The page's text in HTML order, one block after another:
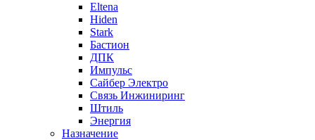
Eltena
Hiden
Stark
Бастион
ДПК
Импульс
Сайбер Электро
Связь Инжиниринг
Штиль
Энергия
Назначение